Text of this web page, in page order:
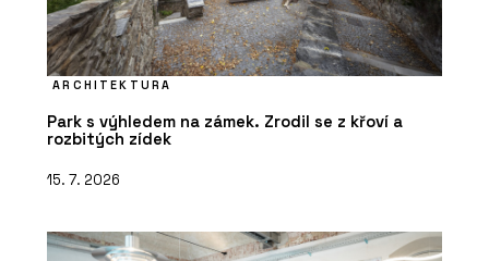
ARCHITEKTURA
Park s výhledem na zámek. Zrodil se z křoví a
rozbitých zídek
15. 7. 2026